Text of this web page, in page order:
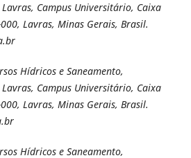
Campus Universitário, Caixa
Lavras, Minas Gerais, Brasil.
Hídricos e Saneamento,
Campus Universitário, Caixa
Lavras, Minas Gerais, Brasil.
Hídricos e Saneamento,